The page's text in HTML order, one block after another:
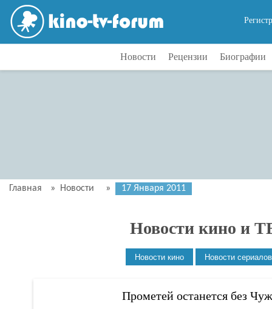
Новости Рецензии Биографии
Главная » Новости » 17 Января 2011
Новости кино и
Прометей останется без